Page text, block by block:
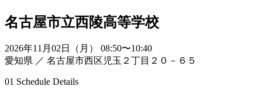
名古屋市立西陵高等学校
2026年11月02日（月） 08:50〜10:40
愛知県 ／ 名古屋市西区児玉２丁目２０－６５
01 Schedule Details